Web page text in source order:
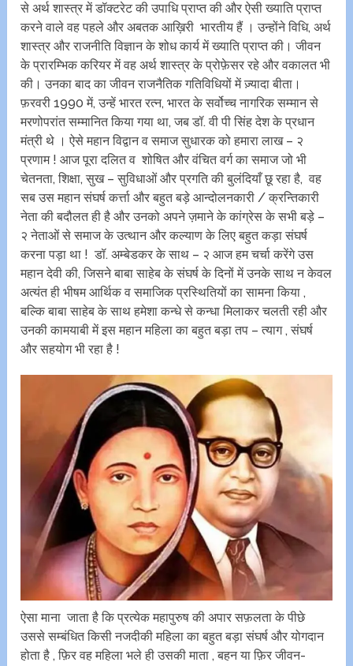
से अर्थ शास्त्र में डॉक्टरेट की उपाधि प्राप्त की और ऐसी ख्याति प्राप्त
करने वाले वह पहले और अबतक आख़िरी भारतीय हैं । उन्होंने विधि, अर्थ
शास्त्र और राजनीति विज्ञान के शोध कार्य में ख्याति प्राप्त की। जीवन
के प्रारम्भिक करियर में वह अर्थ शास्त्र के प्रोफ़ेसर रहे और वकालत भी
की। उनका बाद का जीवन राजनैतिक गतिविधियों में ज़्यादा बीता।
फ़रवरी 1990 में, उन्हें भारत रत्न, भारत के सर्वोच्च नागरिक सम्मान से
मरणोपरांत सम्मानित किया गया था, जब डॉ. वी पी सिंह देश के प्रधान
मंत्री थे । ऐसे महान विद्वान व समाज सुधारक को हमारा लाख – २
प्रणाम ! आज पूरा दलित व शोषित और वंचित वर्ग का समाज जो भी
चेतनता, शिक्षा, सुख – सुविधाओं और प्रगति की बुलंदियाँ छू रहा है, वह
सब उस महान संघर्ष कर्त्ता और बहुत बड़े आन्दोलनकारी / क्रन्तिकारी
नेता की बदौलत ही है और उनको अपने ज़माने के कांग्रेस के सभी बड़े –
२ नेताओं से समाज के उत्थान और कल्याण के लिए बहुत कड़ा संघर्ष
करना पड़ा था ! डॉ. अम्बेडकर के साथ – २ आज हम चर्चा करेंगे उस
महान देवी की, जिसने बाबा साहेब के संघर्ष के दिनों में उनके साथ न केवल
अत्यंत ही भीषम आर्थिक व समाजिक प्रस्थितियों का सामना किया ,
बल्कि बाबा साहेब के साथ हमेशा कन्धे से कन्धा मिलाकर चलती रही और
उनकी कामयाबी में इस महान महिला का बहुत बड़ा तप – त्याग , संघर्ष
और सहयोग भी रहा है !
ऐसा माना जाता है कि प्रत्येक महापुरुष की अपार सफ़लता के पीछे
उससे सम्बंधित किसी नजदीकी महिला का बहुत बड़ा संघर्ष और योगदान
होता है , फ़िर वह महिला भले ही उसकी माता , बहन या फ़िर जीवन-